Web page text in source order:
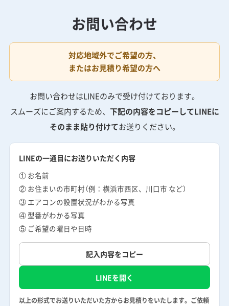
お問い合わせ
対応地域外でご希望の方、
またはお見積り希望の方へ
お問い合わせはLINEのみで受け付けております。
スムーズにご案内するため、 下記の内容をコピーしてLINEに
そのまま貼り付けてお送りください。
LINEの一通目にお送りいただく内容
① お名前
② お住まいの市町村（例：横浜市西区、川口市 など）
③ エアコンの設置状況がわかる写真
④ 型番がわかる写真
⑤ ご希望の曜日や日時
記入内容をコピー
LINEを開く
以上の形式でお送りいただいた方からお見積りをいたします。ご依頼